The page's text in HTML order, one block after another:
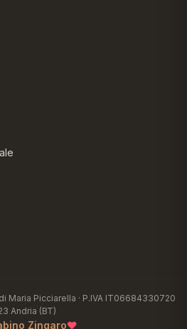
Maria Picciarella · P.IVA IT06684330720
Andria (BT)
Zingaro♥